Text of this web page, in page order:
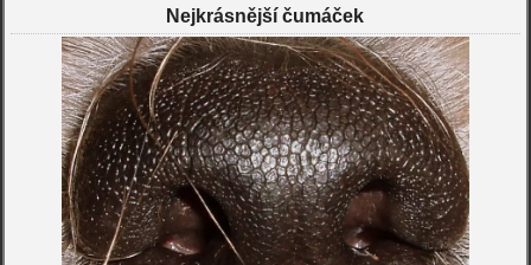
Nejkrásnější čumáček